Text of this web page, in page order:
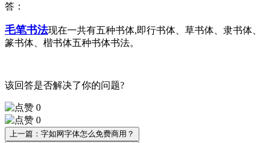
答：
毛笔书法现在一共有五种书体,即行书体、草书体、隶书体、
篆书体、楷书体五种书体书法。
该回答是否解决了你的问题?
0
0
上一篇：字如网字体怎么免费商用？